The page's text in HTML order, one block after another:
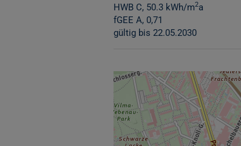
HWB C, 50.3 kWh/m2a
fGEE A, 0,71
gültig bis 22.05.2030